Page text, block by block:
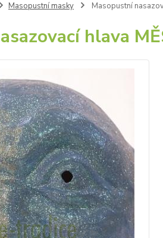
Masopustní masky Masopustní
hlava